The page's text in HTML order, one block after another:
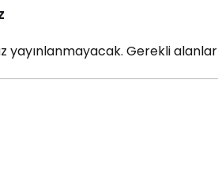
yayınlanmayacak. Gerekli alanlar